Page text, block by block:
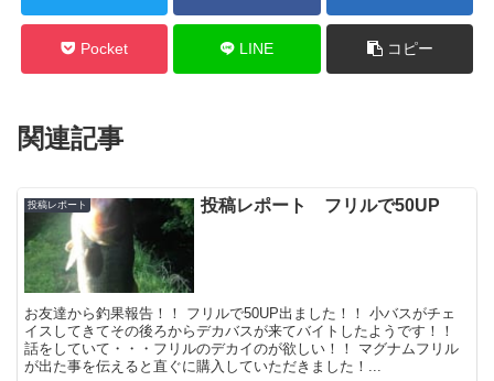
Pocket LINE コピー
関連記事
投稿レポート 投稿レポート フリルで50UP
お友達から釣果報告！！ フリルで50UP出ました！！ 小バスがチェ
イスしてきてその後ろからデカバスが来てバイトしたようです！！
話をしていて・・・フリルのデカイのが欲しい！！ マグナムフリル
が出た事を伝えると直ぐに購入していただきました！...